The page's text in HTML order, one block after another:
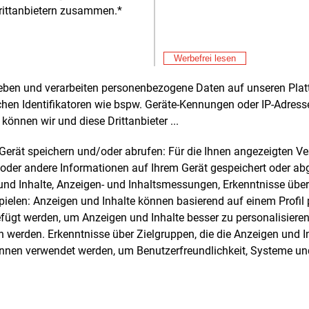
zusammen.*
Werbefrei lesen
und verarbeiten personenbezogene Daten auf unseren
Identifikatoren wie bspw. Geräte-Kennungen oder IP-
wir und diese Drittanbieter ...
speichern und/oder abrufen: Für die Ihnen angezeigten
andere Informationen auf Ihrem Gerät gespeichert oder
Inhalte, Anzeigen- und Inhaltsmessungen, Erkenntnisse
Anzeigen und Inhalte können basierend auf einem Profil
werden, um Anzeigen und Inhalte besser zu
werden. Erkenntnisse über Zielgruppen, die die Anzeigen und
verwendet werden, um Benutzerfreundlichkeit, Systeme
in der Mitteilung zitiert. Für
der Nordex-Gruppe zählt UKA „zu
wichtigsten und verlässlichsten
mit Hauptsitz in Meißen
ergänzt durch
Die Projektpipeline für
Windkraft in Deutschland beziffert
auf 1.600 MW. Das
Unternehmen wurde 1999
(mf)
E&M
E&M
E&M